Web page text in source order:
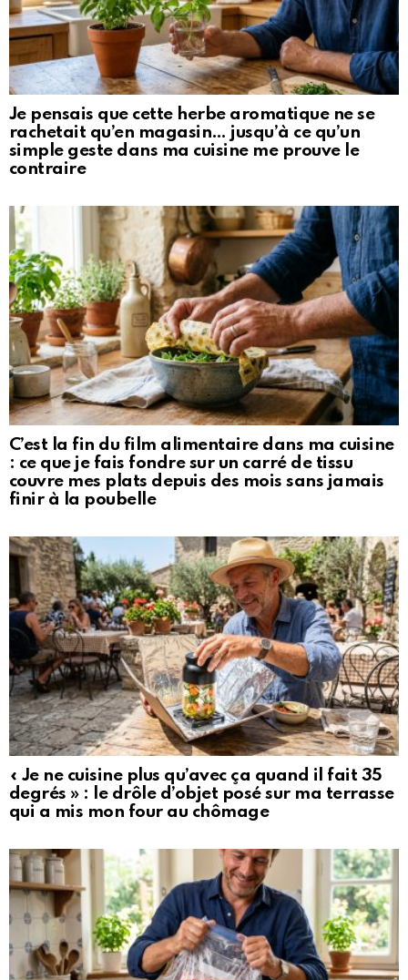
Je pensais que cette herbe aromatique ne se
rachetait qu’en magasin… jusqu’à ce qu’un
simple geste dans ma cuisine me prouve le
contraire
C’est la fin du film alimentaire dans ma cuisine
: ce que je fais fondre sur un carré de tissu
couvre mes plats depuis des mois sans jamais
finir à la poubelle
« Je ne cuisine plus qu’avec ça quand il fait 35
degrés » : le drôle d’objet posé sur ma terrasse
qui a mis mon four au chômage